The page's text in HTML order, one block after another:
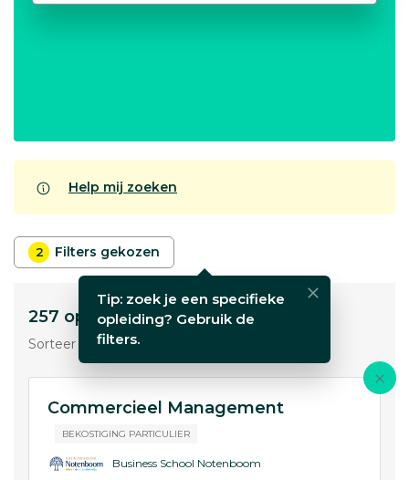
een
Help mij zoeken
2 Filters gekozen
Tip: zoek je een specifieke
opleiding? Gebruik de
filters.
257 opleidingen
Sorteer op:
Commercieel Management
BEKOSTIGING PARTICULIER
Business School Notenboom